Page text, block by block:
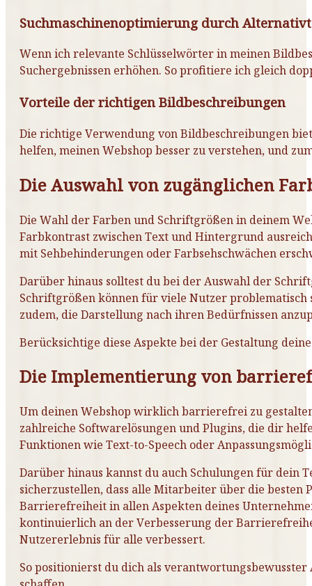
Suchmaschinenoptimierung durch
Wenn ich relevante Schlüsselwörter in meinen
Suchergebnissen erhöhen. So profitiere ich gleich
Vorteile der richtigen Bildbeschreibungen
Die richtige Verwendung von Bildbeschreibungen
helfen, meinen Webshop besser zu verstehen, und
Die Auswahl von zugänglichen
Die Wahl der Farben und Schriftgrößen in deinem
Farbkontrast zwischen Text und Hintergrund
mit Sehbehinderungen oder Farbsehschwächen
Darüber hinaus solltest du bei der Auswahl der
Schriftgrößen können für viele Nutzer problematisch
zudem, die Darstellung nach ihren Bedürfnissen
Berücksichtige diese Aspekte bei der Gestaltung
Die Implementierung von
Um deinen Webshop wirklich barrierefrei zu
zahlreiche Softwarelösungen und Plugins, die dir
Funktionen wie Text-to-Speech oder
Darüber hinaus kannst du auch Schulungen für dein
sicherzustellen, dass alle Mitarbeiter über die
Barrierefreiheit in allen Aspekten deines
kontinuierlich an der Verbesserung der
Nutzererlebnis für alle verbessert.
So positionierst du dich als